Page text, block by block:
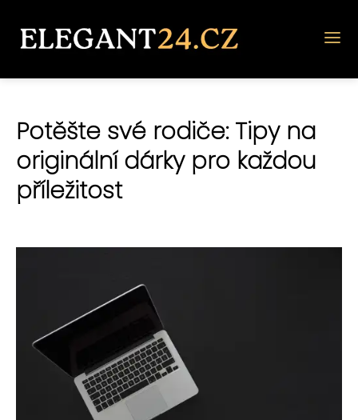
Potěšte své rodiče: Tipy na
originální dárky pro každou
příležitost